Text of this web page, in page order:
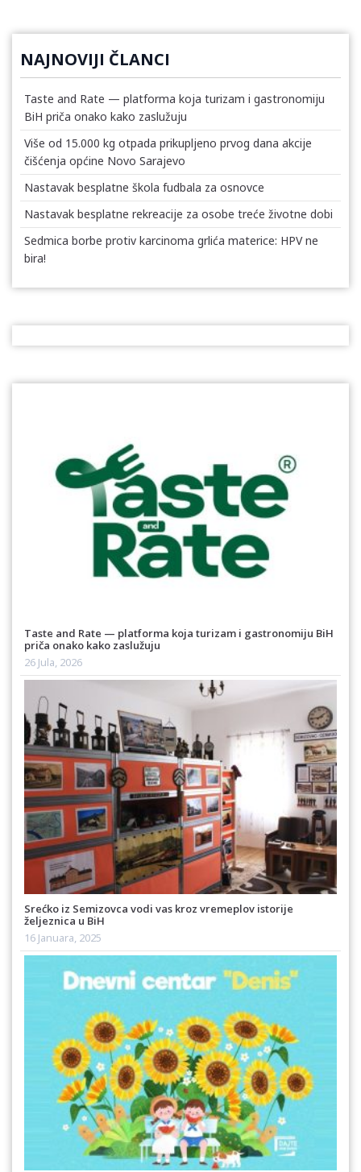
NAJNOVIJI ČLANCI
Taste and Rate — platforma koja turizam i gastronomiju
BiH priča onako kako zaslužuju
Više od 15.000 kg otpada prikupljeno prvog dana akcije
čišćenja općine Novo Sarajevo
Nastavak besplatne škola fudbala za osnovce
Nastavak besplatne rekreacije za osobe treće životne dobi
Sedmica borbe protiv karcinoma grlića materice: HPV ne
bira!
Taste and Rate — platforma koja turizam i gastronomiju BiH
priča onako kako zaslužuju
26 Jula, 2026
Srećko iz Semizovca vodi vas kroz vremeplov istorije
željeznica u BiH
16 Januara, 2025